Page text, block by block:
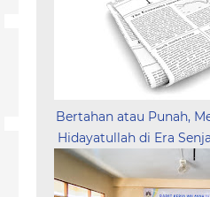
Bertahan atau Punah,
Hidayatullah di Era